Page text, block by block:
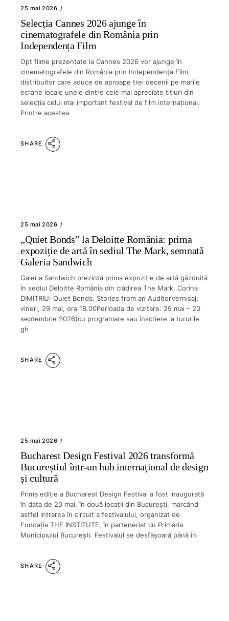
25 mai 2026
Selecția Cannes 2026 ajunge în
cinematografele din România prin
Independența Film
Opt filme prezentate la Cannes 2026 vor ajunge în
cinematografele din România prin Independența Film,
distribuitor care aduce de aproape trei decenii pe marile
ecrane locale unele dintre cele mai apreciate titluri din
selecția celui mai important festival de film internațional.
Printre acestea
SHARE
25 mai 2026
„Quiet Bonds” la Deloitte România: prima
expoziție de artă în sediul The Mark, semnată
Galeria Sandwich
Galeria Sandwich prezintă prima expoziție de artă găzduită
în sediul Deloitte România din clădirea The Mark. Corina
DIMITRIU: Quiet Bonds. Stories from an AuditorVernisaj:
vineri, 29 mai, ora 18.00Perioada de vizitare: 29 mai – 20
septembrie 2026(cu programare sau înscriere la tururile
gh
SHARE
25 mai 2026
Bucharest Design Festival 2026 transformă
Bucureștiul într-un hub internațional de design
și cultură
Prima ediție a Bucharest Design Festival a fost inaugurată
în data de 20 mai, în două locații din Bucureşti, marcând
astfel intrarea în circuit a festivalului, organizat de
Fundația THE INSTITUTE, în parteneriat cu Primăria
Municipiului Bucureşti. Festivalul se desfășoară până în
SHARE